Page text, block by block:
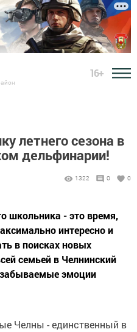
16+
летнего сезона в
дельфинарии!
1322 0 0
школьника - это время,
интересно и
в поисках новых
семьей в Челнинский
эмоции
Челны - единственный в